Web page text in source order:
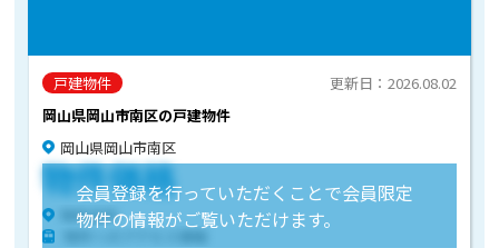
戸建物件
岡山県岡山市南区の戸建物件
更新日：2026.08.02
岡山県岡山市南区
会員登録を行っていただくことで会員限定
物件の情報がご覧いただけます。
物件価格
物件住所
物件へのアクセス情報